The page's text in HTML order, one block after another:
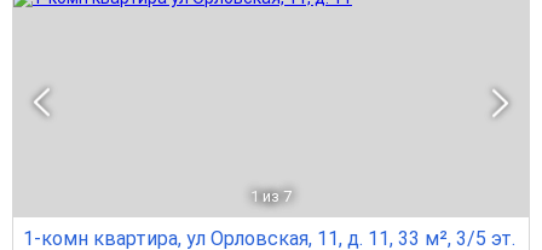
1 из 7
1-комн квартира, ул Орловская, 11, д. 11, 33 м², 3/5 эт.